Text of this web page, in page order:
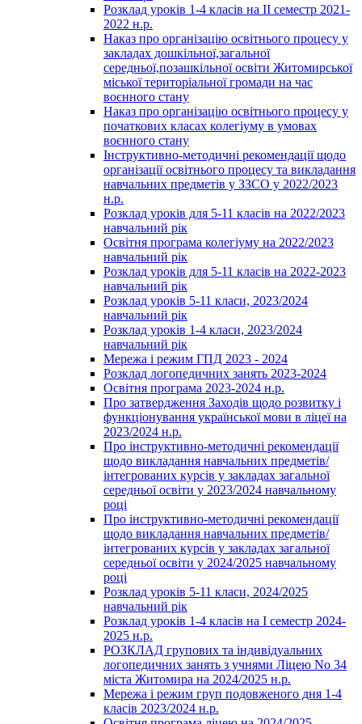
Розклад уроків 1-4 класів на ІІ семестр 2021-
2022 н.р.
Наказ про організацію освітнього процесу у
закладах дошкільної,загальної
середньої,позашкільної освіти Житомирської
міської територіальної громади на час
воєнного стану
Наказ про організацію освітнього процесу у
початкових класах колегіуму в умовах
воєнного стану
Інструктивно-методичні рекомендації щодо
організації освітнього процесу та викладання
навчальних предметів у ЗЗСО у 2022/2023
н.р.
Розклад уроків для 5-11 класів на 2022/2023
навчальний рік
Освітня програма колегіуму на 2022/2023
навчальний рік
Розклад уроків для 5-11 класів на 2022-2023
навчальний рік
Розклад уроків 5-11 класи, 2023/2024
навчальний рік
Розклад уроків 1-4 класи, 2023/2024
навчальний рік
Мережа і режим ГПД 2023 - 2024
Розклад логопедичних занять 2023-2024
Освітня програма 2023-2024 н.р.
Про затвердження Заходів щодо розвитку і
функціонування української мови в ліцеї на
2023/2024 н.р.
Про інструктивно-методичні рекомендації
щодо викладання навчальних предметів/
інтегрованих курсів у закладах загальної
середньої освіти у 2023/2024 навчальному
році
Про інструктивно-методичні рекомендації
щодо викладання навчальних предметів/
інтегрованих курсів у закладах загальної
середньої освіти у 2024/2025 навчальному
році
Розклад уроків 5-11 класи, 2024/2025
навчальний рік
Розклад уроків 1-4 класів на І семестр 2024-
2025 н.р.
РОЗКЛАД групових та індивідуальних
логопедичних занять з учнями Ліцею No 34
міста Житомира на 2024/2025 н.р.
Мережа і режим груп подовженого дня 1-4
класів 2023/2024 н.р.